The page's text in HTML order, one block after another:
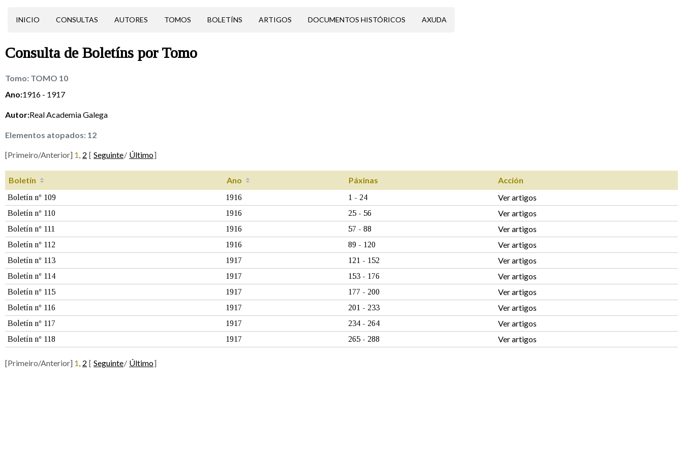
INICIO CONSULTAS AUTORES TOMOS BOLETÍNS ARTIGOS DOCUMENTOS HISTÓRICOS AXUDA
Consulta de Boletíns por Tomo
Tomo: TOMO 10
Ano:1916 - 1917
Autor:Real Academia Galega
Elementos atopados: 12
[Primeiro/Anterior] 1, 2 [ Seguinte/ Último]
Boletín Ano Páxinas Acción
Boletín nº 109 1916 1 - 24 Ver artigos
Boletín nº 110 1916 25 - 56 Ver artigos
Boletín nº 111 1916 57 - 88 Ver artigos
Boletín nº 112 1916 89 - 120 Ver artigos
Boletín nº 113 1917 121 - 152 Ver artigos
Boletín nº 114 1917 153 - 176 Ver artigos
Boletín nº 115 1917 177 - 200 Ver artigos
Boletín nº 116 1917 201 - 233 Ver artigos
Boletín nº 117 1917 234 - 264 Ver artigos
Boletín nº 118 1917 265 - 288 Ver artigos
[Primeiro/Anterior] 1, 2 [ Seguinte/ Último]